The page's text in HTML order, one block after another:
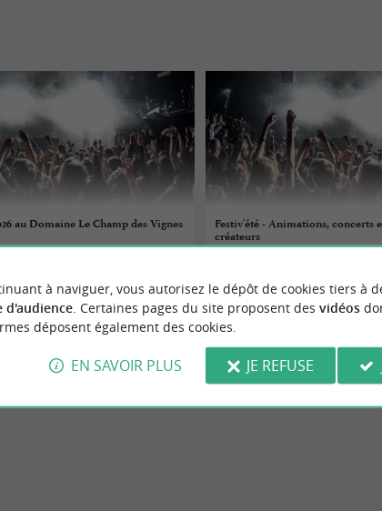
au Domaine Le Champ des Vignes
Seurin-d'Uzet
Festiv'été - Animations, concerts
créateurs
Marennes
à naviguer, vous autorisez le dépôt de cookies tiers à
d'audience. Certaines pages du site proposent des vidéos
déposent également des cookies.
EN SAVOIR PLUS JE REFUSE